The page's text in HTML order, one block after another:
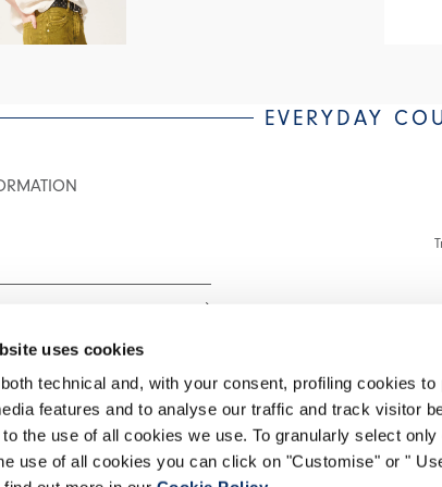
uses cookies
technical and, with your consent, profiling cookies
features and to analyse our traffic and track visitor
the use of all cookies we use. To granularly select
use of all cookies you can click on "Customise" or "
EVERYDAY
dans son intégralité.